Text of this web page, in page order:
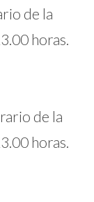
de la
horas.
de la
horas.